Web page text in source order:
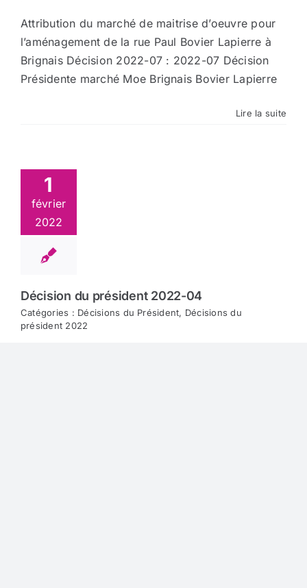
Attribution du marché de maitrise d’oeuvre pour
l’aménagement de la rue Paul Bovier Lapierre à
Brignais Décision 2022-07 : 2022-07 Décision
Présidente marché Moe Brignais Bovier Lapierre
Lire la suite
1
février
2022
Décision du président 2022-04
Catégories : Décisions du Président, Décisions du
président 2022